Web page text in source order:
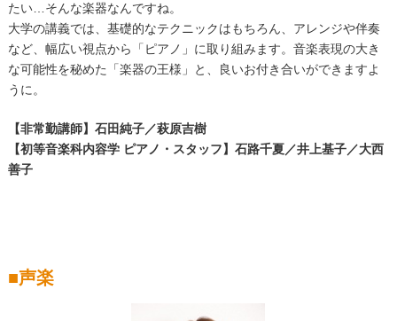
たい… そんな楽器なんですね。
大学の講義では、基礎的なテクニックはもちろん、アレンジや伴奏
など、幅広い視点から「ピアノ」に取り組みます。音楽表現の大き
な可能性を秘めた「楽器の王様」と、良いお付き合いができますよ
うに。
【非常勤講師】 石田純子／萩原吉樹
【初等音楽科内容学 ピアノ・スタッフ】石路千夏／井上基子／大西
善子
■声楽